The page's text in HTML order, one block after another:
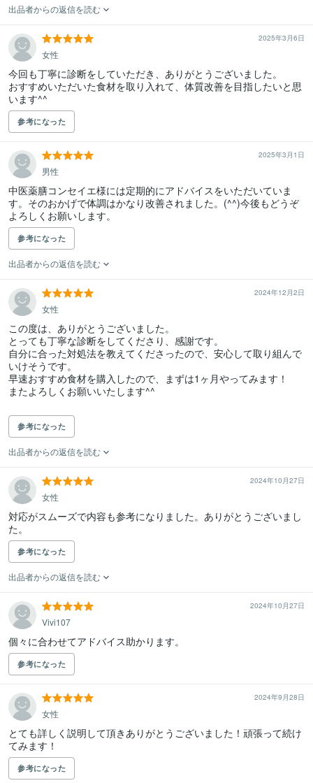
出品者からの返信を読む
2025年3月6日
女性
今回も丁寧に診断をしていただき、ありがとうございました。
おすすめいただいた食材を取り入れて、体質改善を目指したいと思
います^^
参考になった
2025年3月1日
男性
中医薬膳コンセイエ様には定期的にアドバイスをいただいていま
す。そのおかげで体調はかなり改善されました。(^^)今後もどうぞ
よろしくお願いします。
参考になった
出品者からの返信を読む
2024年12月2日
女性
この度は、ありがとうございました。
とっても丁寧な診断をしてくださり、感謝です。
自分に合った対処法を教えてくださったので、安心して取り組んで
いけそうです。
早速おすすめ食材を購入したので、まずは1ヶ月やってみます！
またよろしくお願いいたします^^
参考になった
出品者からの返信を読む
2024年10月27日
女性
対応がスムーズで内容も参考になりました。ありがとうございまし
た。
参考になった
出品者からの返信を読む
2024年10月27日
Vivi107
個々に合わせてアドバイス助かります。
参考になった
2024年9月28日
女性
とても詳しく説明して頂きありがとうございました！頑張って続け
てみます！
参考になった